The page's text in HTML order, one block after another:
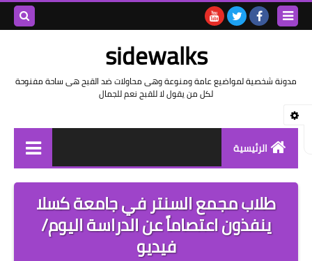
sidewalks
مدونة شخصية لمواضيع عامة ومنوعة وهى محاولات ضد القبح هى ساحة مفنوحة
لكل من يقول لا للقبح نعم للجمال
الرئيسية
توثيق وتاريخ
بيانات
تقارير
طلاب مجمع السنتر في جامعة كسلا
ينفذون اعتصاماً عن الدراسة اليوم/
فيديو